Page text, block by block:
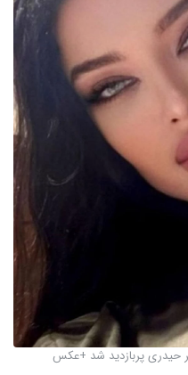
حیدری پربازدید شد +عکس